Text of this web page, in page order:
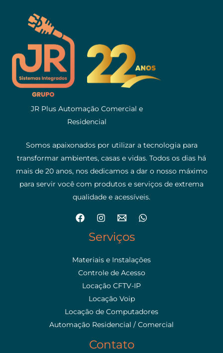
JR Plus Automação Comercial e
Residencial
Somos apaixonados por utilizar a tecnologia para
transformar ambientes, casas e vidas. Todos os dias há
mais de 20 anos, nos dedicamos a dar o nosso máximo
para servir você com produtos e serviços de extrema
qualidade e acessíveis.
Serviços
Materiais e Instalações
Controle de Acesso
Locação CFTV-IP
Locação Voip
Locação de Computadores
Automação Residencial / Comercial
Contato